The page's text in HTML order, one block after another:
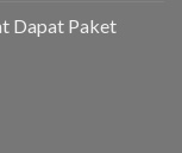
Dapat Paket